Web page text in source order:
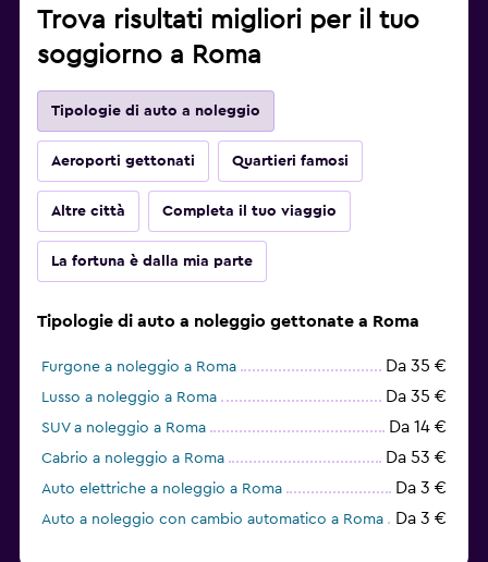
Trova risultati migliori per il tuo
soggiorno a Roma
Tipologie di auto a noleggio
Aeroporti gettonati Quartieri famosi
Altre città Completa il tuo viaggio
La fortuna è dalla mia parte
Tipologie di auto a noleggio gettonate a Roma
Furgone a noleggio a Roma Da 35 €
Lusso a noleggio a Roma Da 35 €
SUV a noleggio a Roma Da 14 €
Cabrio a noleggio a Roma Da 53 €
Auto elettriche a noleggio a Roma Da 3 €
Auto a noleggio con cambio automatico a Roma Da 3 €